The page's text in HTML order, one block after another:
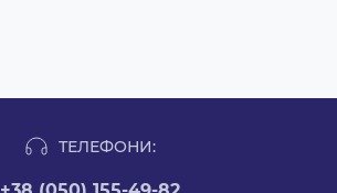
ТЕЛЕФОНИ: